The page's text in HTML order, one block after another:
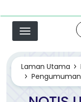
Laman Utama
Pengumuman